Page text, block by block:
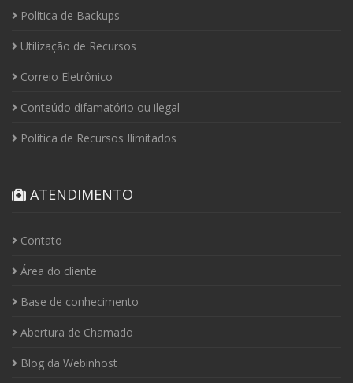
Política de Backups
Utilização de Recursos
Correio Eletrônico
Conteúdo difamatório ou ilegal
Política de Recursos Ilimitados
ATENDIMENTO
Contato
Área do cliente
Base de conhecimento
Abertura de Chamado
Blog da Webinhost